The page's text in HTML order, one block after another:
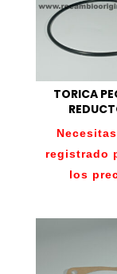
TORICA
registrado
los